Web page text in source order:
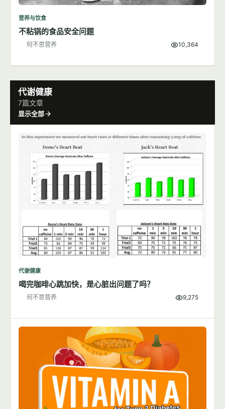
营养与饮食
不粘锅的食品安全问题
何不思营养 10,364
代谢健康
7篇文章
显示全部
代谢健康
喝完咖啡心跳加快，是心脏出问题了吗？
何不思营养 9,275